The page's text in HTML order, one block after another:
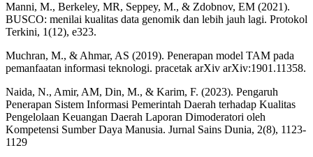
Manni, M., Berkeley, MR, Seppey, M., & Zdobnov, EM (2021).
BUSCO: menilai kualitas data genomik dan lebih jauh lagi. Protokol
Terkini, 1(12), e323.
Muchran, M., & Ahmar, AS (2019). Penerapan model TAM pada
pemanfaatan informasi teknologi. pracetak arXiv arXiv:1901.11358.
Naida, N., Amir, AM, Din, M., & Karim, F. (2023). Pengaruh
Penerapan Sistem Informasi Pemerintah Daerah terhadap Kualitas
Pengelolaan Keuangan Daerah Laporan Dimoderatori oleh
Kompetensi Sumber Daya Manusia. Jurnal Sains Dunia, 2(8), 1123-
1129